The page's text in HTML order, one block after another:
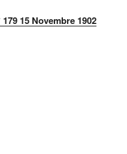
15 Novembre 1902